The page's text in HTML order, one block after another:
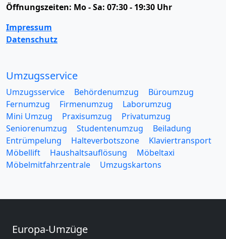
Öffnungszeiten: Mo - Sa: 07:30 - 19:30 Uhr
Impressum
Datenschutz
Umzugsservice
Umzugsservice Behördenumzug
Büroumzug
Fernumzug
Firmenumzug
Laborumzug
Mini Umzug
Praxisumzug
Privatumzug
Seniorenumzug
Studentenumzug
Beiladung
Entrümpelung
Halteverbotszone
Klaviertransport
Möbellift
Haushaltsauflösung
Möbeltaxi
Möbelmitfahrzentrale
Umzugskartons
Europa-Umzüge